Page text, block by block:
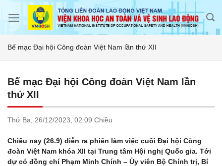
Bế mạc Đại hội Công đoàn Việt Nam lần thứ XII
Bế mạc Đại hội Công đoàn Việt Nam lần
thứ XII
Thứ Ba, 26/12/2023, 02:09 Chiều
Chiều nay (26.9) diễn ra phiên làm việc cuối Đại hội Công
đoàn Việt Nam khóa XII tại Trung tâm Hội nghị Quốc gia. Tới
dự có đồng chí Phạm Minh Chính – Ủy viên Bộ Chính trị, Bí